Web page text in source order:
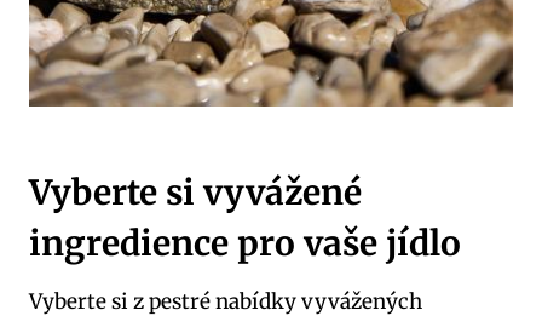
Vyberte si vyvážené
ingredience pro vaše jídlo
Vyberte ⁣si z pestré nabídky vyvážených